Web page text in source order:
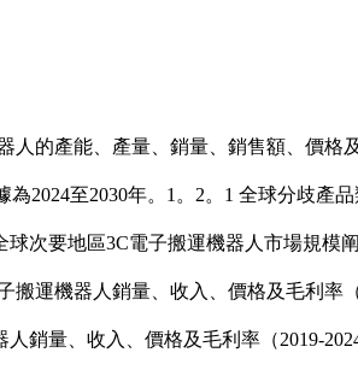
的產能、產量、銷量、銷售額、價格
2024至2030年。1。2。1 全球分歧產
球次要地區3C電子搬運機器人市場規
搬運機器人銷量、收入、價格及毛利
銷量、收入、價格及毛利率（2019-